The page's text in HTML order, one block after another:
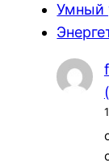
Умный